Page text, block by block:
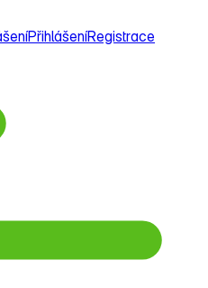
PřihlášeníRegistrace